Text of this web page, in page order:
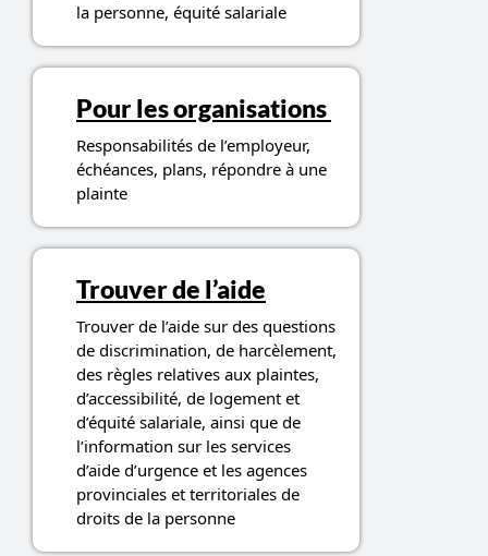
la personne, équité salariale
Pour les organisations
Responsabilités de l’employeur,
échéances, plans, répondre à une
plainte
Trouver de l’aide
Trouver de l’aide sur des questions
de discrimination, de harcèlement,
des règles relatives aux plaintes,
d’accessibilité, de logement et
d’équité salariale, ainsi que de
l’information sur les services
d’aide d’urgence et les agences
provinciales et territoriales de
droits de la personne